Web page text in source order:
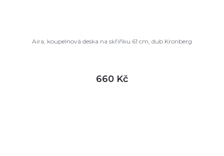
Aira, koupelnová deska na skříňku 61 cm, dub Kronberg
660 Kč